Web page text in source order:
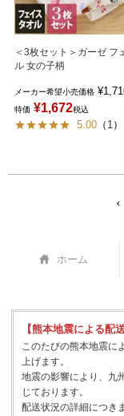
＜3枚セット＞ガーゼ フ
ル 女の子柄
メーカー希望小売価格 ¥
特価 ¥1,672税込
5.00 （ 1 ）
ホーム
【熊本地震による配
このたびの熊本地震に
上げます。
地震の影響により、九
じております。
配送状況の詳細につき